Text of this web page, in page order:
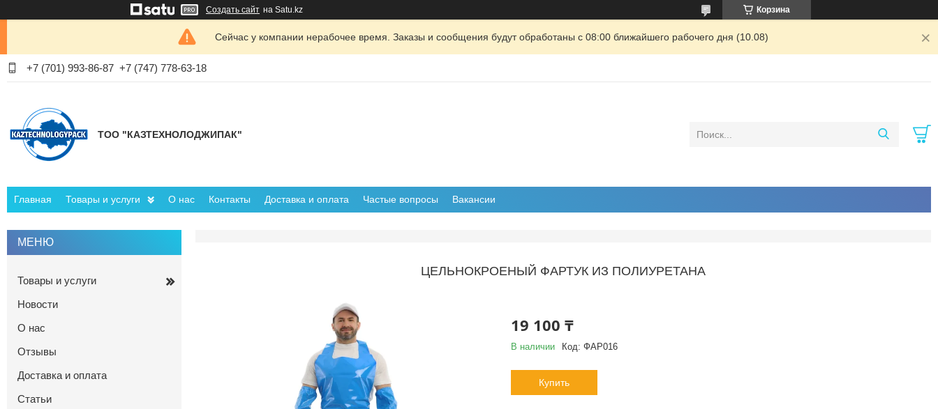
Создать сайт на Satu.kz Корзина
Сейчас у компании нерабочее время. Заказы и сообщения будут обработаны с 08:00 ближайшего рабочего дня (10.08)
+7 (701) 993-86-87 +7 (747) 778-63-18
ТОО "КАЗТЕХНОЛОДЖИПАК"
Главная Товары и услуги О нас Контакты Доставка и оплата Частые вопросы Вакансии
ЦЕЛЬНОКРОЕНЫЙ ФАРТУК ИЗ ПОЛИУРЕТАНА
19 100 ₸
В наличии Код: ФАР016
Купить
Товары и услуги
Новости
О нас
Отзывы
Доставка и оплата
Статьи